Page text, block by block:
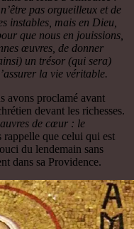
pas orgueilleux et de
instables, mais en Dieu,
que nous en jouissions,
œuvres, de donner
un trésor (qui sera)
la vie véritable.
avons proclamé avant
devant les richesses.
de cœur : le
rappelle que celui qui est
du lendemain sans
dans sa Providence.